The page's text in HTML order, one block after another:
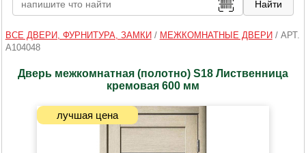
ВСЕ ДВЕРИ, ФУРНИТУРА, ЗАМКИ / МЕЖКОМНАТНЫЕ ДВЕРИ / АРТ.
A104048
Дверь межкомнатная (полотно) S18 Лиственница
кремовая 600 мм